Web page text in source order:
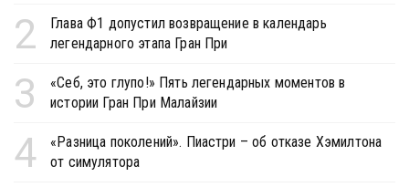
2
Глава Ф1 допустил возвращение в календарь
легендарного этапа Гран При
3
«Себ, это глупо!» Пять легендарных моментов в
истории Гран При Малайзии
4
«Разница поколений». Пиастри – об отказе Хэмилтона
от симулятора